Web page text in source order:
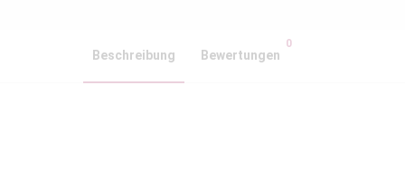
Beschreibung Bewertungen
0